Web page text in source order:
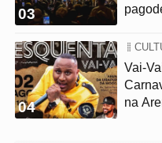
03
04
Vai-
na